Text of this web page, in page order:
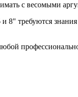
с весомыми
8" требуются